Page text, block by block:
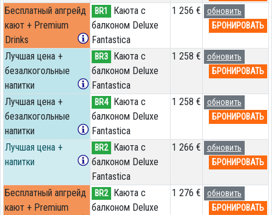
Бесплатный апгрейд
кают + Premium
Drinks
BR1
Каюта с
балконом Deluxe
Fantastica
1 256 €
обновить
БРОНИРОВАТЬ
Лучшая цена +
безалкогольные
напитки
BR3
Каюта с
балконом Deluxe
Fantastica
1 258 €
обновить
БРОНИРОВАТЬ
Лучшая цена +
безалкогольные
напитки
BR4
Каюта с
балконом Deluxe
Fantastica
1 258 €
обновить
БРОНИРОВАТЬ
Лучшая цена +
напитки
BR2
Каюта с
балконом Deluxe
Fantastica
1 266 €
обновить
БРОНИРОВАТЬ
Бесплатный апгрейд
кают + Premium
BR2
Каюта с
балконом Deluxe
1 276 €
обновить
БРОНИРОВАТЬ